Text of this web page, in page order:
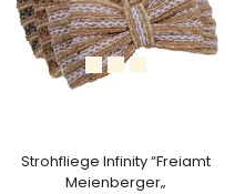
der
Produktseite
gewählt
Strohfliege Infinity “Freiamt
Meienberger„